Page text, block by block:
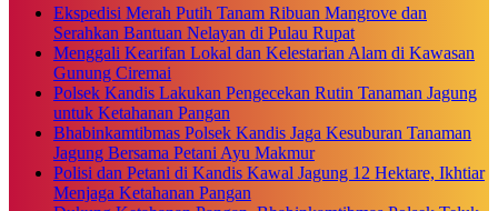
Ekspedisi Merah Putih Tanam Ribuan Mangrove dan
Serahkan Bantuan Nelayan di Pulau Rupat
Menggali Kearifan Lokal dan Kelestarian Alam di Kawasan
Gunung Ciremai
Polsek Kandis Lakukan Pengecekan Rutin Tanaman Jagung
untuk Ketahanan Pangan
Bhabinkamtibmas Polsek Kandis Jaga Kesuburan Tanaman
Jagung Bersama Petani Ayu Makmur
Polisi dan Petani di Kandis Kawal Jagung 12 Hektare, Ikhtiar
Menjaga Ketahanan Pangan